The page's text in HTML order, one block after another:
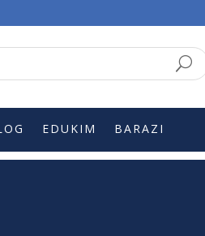
EDUKIM BARAZI